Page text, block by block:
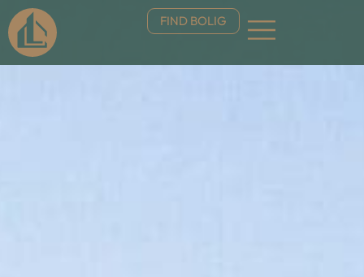
FIND BOLIG